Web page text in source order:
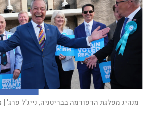
מנהיג מפלגת הרפורמה בבריטניה, נייג'ל פרג' |